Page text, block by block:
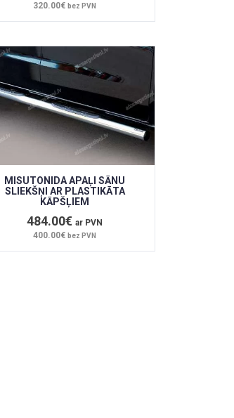
320.00€bez PVN
MISUTONIDA APAĻI SĀNU
SLIEKŠŅI AR PLASTIKĀTA
KĀPŠĻIEM
484.00€ar PVN
400.00€bez PVN